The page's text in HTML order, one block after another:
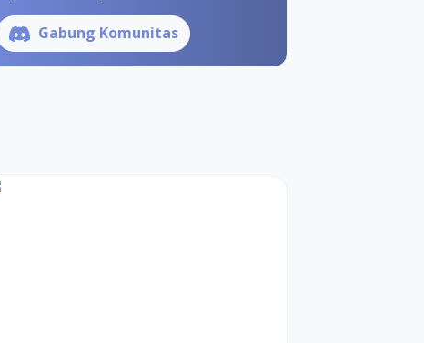
Gabung Komunitas